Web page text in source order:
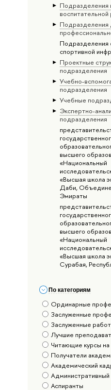
Подразделения
Подразделения
Подразделения
спортивной
Проектные
подразделения
Учебно-
подразделения
Учебные
Экспертно-
подразделения
высшего
«Национальный
«Высшая школа
Даби,
Эмираты
высшего
«Национальный
«Высшая школа
Сурабая,
По категориям
Ординарные
Заслуженные
Заслуженные
Лучшие
Читающие курсы на
Получатели
Академический
Аспиранты